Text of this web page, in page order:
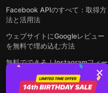
Facebook APIのすべて：取得方
法と活用法
ウェブサイトにGoogleレビュー
を無料で埋め込む方法
無料でできる！Instagramフィー
ドをウェブサイトに埋め込む方法
どんなウェブサイトにも無料でフ